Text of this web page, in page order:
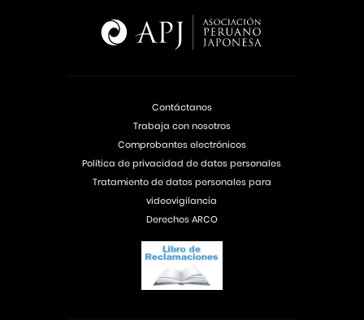
Contáctanos
Trabaja con nosotros
Comprobantes electrónicos
Política de privacidad de datos personales
Tratamiento de datos personales para
videovigilancia
Derechos ARCO